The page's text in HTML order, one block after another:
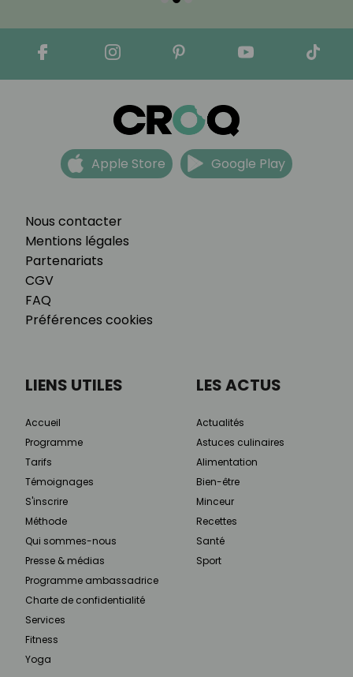
Nous contacter
Mentions légales
Partenariats
CGV
FAQ
Préférences cookies
Apple Store Google Play
LIENS UTILES
Accueil
Programme
Tarifs
Témoignages
S'inscrire
Méthode
Qui sommes-nous
Presse & médias
Programme ambassadrice
Charte de confidentialité
Services
Fitness
Yoga
LES ACTUS
Actualités
Astuces culinaires
Alimentation
Bien-être
Minceur
Recettes
Santé
Sport